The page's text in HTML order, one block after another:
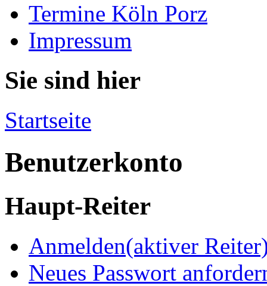
Termine Köln Porz
Impressum
Sie sind hier
Startseite
Benutzerkonto
Haupt-Reiter
Anmelden(aktiver
Neues Passwort